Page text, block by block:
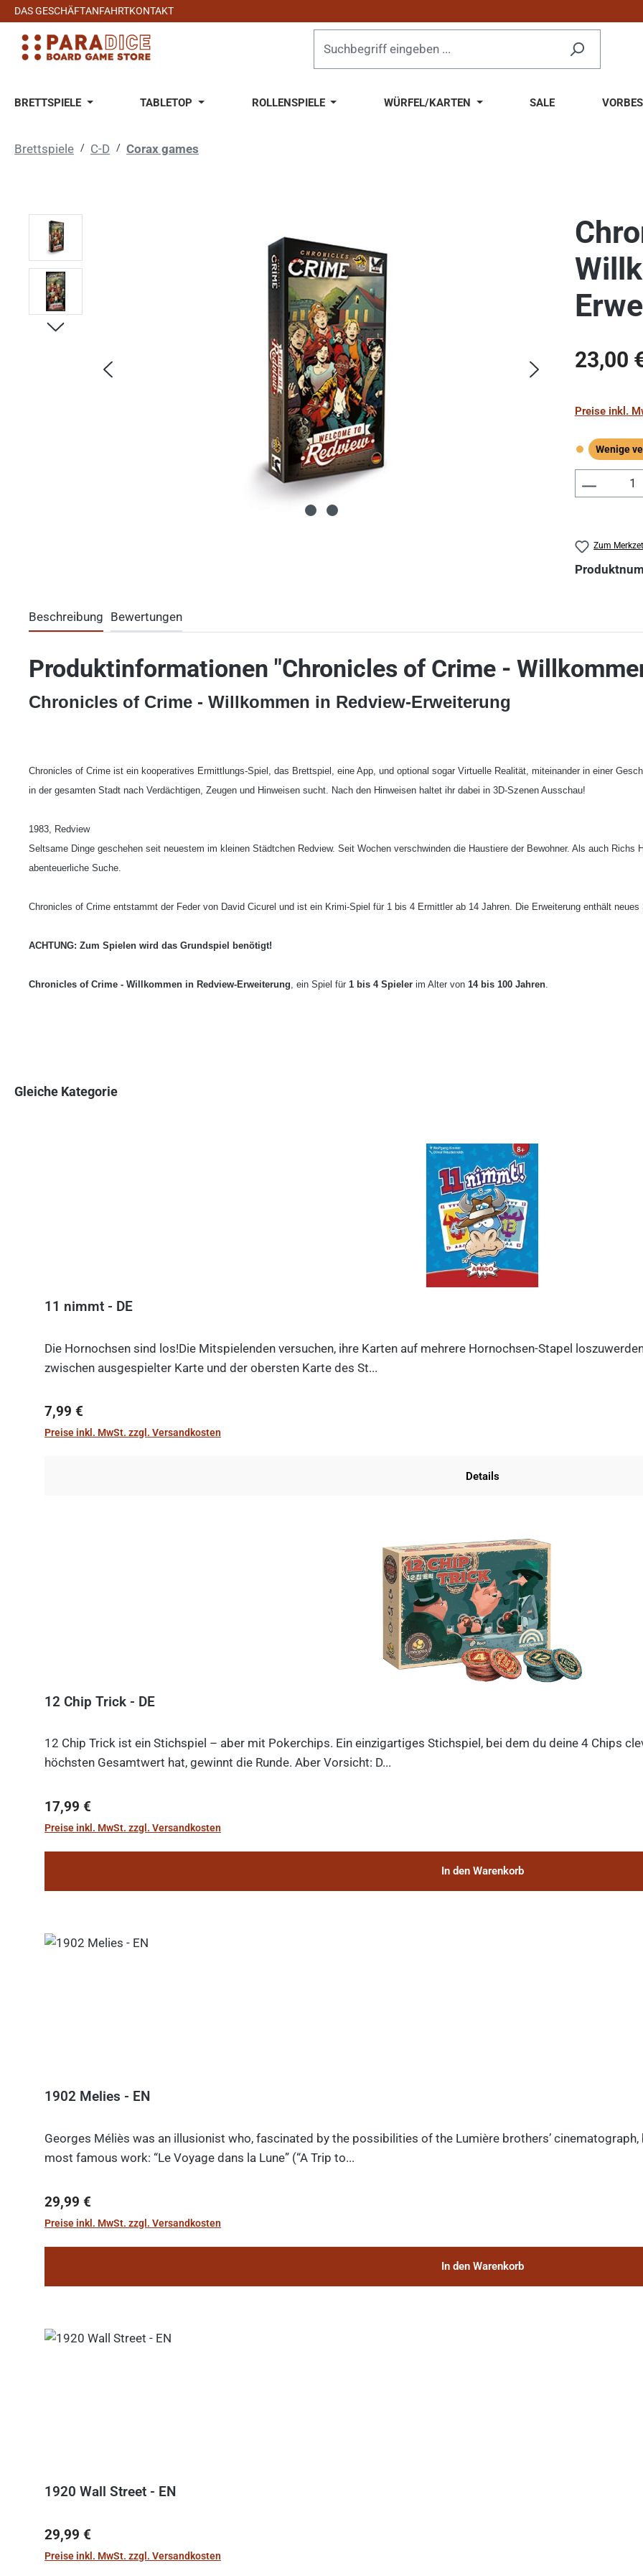
Hauptinhalt springen
Zur Suche springen
Zur Hauptnavigation springen
DAS GESCHÄFTANFAHRTKONTAKT
BRETTSPIELE TABLETOP ROLLENSPIELE WÜRFEL/KARTEN SALE
Brettspiele / C-D / Corax games
Bildergalerie überspringen
Regulärer
23,00
Preise inkl.
Wenige
Wenige
Zum
Beschreibung Bewertungen
Produktinformationen "Chronicles of Crime -
Chronicles of Crime - Willkommen in Redview-Erweiterung
Chronicles of Crime ist ein kooperatives Ermittlungs-Spiel, das Brettspiel, eine App, und optional sogar Virtuelle Realität, miteinander in einer
in der gesamten Stadt nach Verdächtigen, Zeugen und Hinweisen sucht. Nach den Hinweisen haltet ihr dabei in 3D-Szenen Ausschau!
1983, Redview
Seltsame Dinge geschehen seit neuestem im kleinen Städtchen Redview. Seit Wochen verschwinden die Haustiere der Bewohner. Als auch
abenteuerliche Suche.
Chronicles of Crime entstammt der Feder von David Cicurel und ist ein Krimi-Spiel für 1 bis 4 Ermittler ab 14 Jahren. Die Erweiterung enthält neues
ACHTUNG: Zum Spielen wird das Grundspiel benötigt!
Chronicles of Crime - Willkommen in Redview-Erweiterung , ein Spiel für 1 bis 4 Spieler im Alter von 14 bis 100 Jahren
Gleiche Kategorie
11 nimmt - DE
Die Hornochsen sind los!Die Mitspielenden versuchen, ihre Karten auf mehrere Hornochsen-Stapel
zwischen ausgespielter Karte und der obersten Karte des St...
Regulärer Preis:
7,99 €
Preise inkl. MwSt. zzgl. Versandkosten
Details
12 Chip Trick - DE
12 Chip Trick ist ein Stichspiel – aber mit Pokerchips. Ein einzigartiges Stichspiel, bei dem du deine 4 Chips
höchsten Gesamtwert hat, gewinnt die Runde. Aber Vorsicht: D...
Regulärer Preis:
17,99 €
Preise inkl. MwSt. zzgl. Versandkosten
In den Warenkorb
1902 Melies - EN
Georges Méliès was an illusionist who, fascinated by the possibilities of the Lumière brothers’
most famous work: “Le Voyage dans la Lune” (“A Trip to...
Regulärer Preis:
29,99 €
Preise inkl. MwSt. zzgl. Versandkosten
In den Warenkorb
1920 Wall Street - EN
Regulärer Preis:
29,99 €
Preise inkl. MwSt. zzgl. Versandkosten